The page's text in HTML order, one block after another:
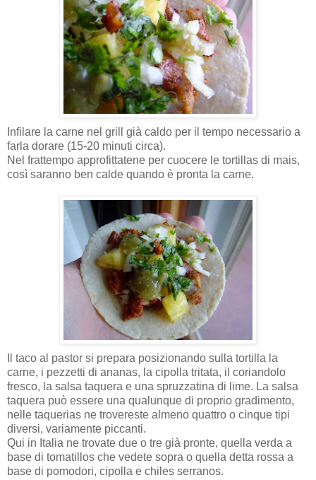
Infilare la carne nel grill già caldo per il tempo necessario a
farla dorare (15-20 minuti circa).
Nel frattempo approfittatene per cuocere le tortillas di mais,
così saranno ben calde quando è pronta la carne.
Il taco al pastor si prepara posizionando sulla tortilla la
carne, i pezzetti di ananas, la cipolla tritata, il coriandolo
fresco, la salsa taquera e una spruzzatina di lime. La salsa
taquera può essere una qualunque di proprio gradimento,
nelle taquerias ne trovereste almeno quattro o cinque tipi
diversi, variamente piccanti.
Qui in Italia ne trovate due o tre già pronte, quella verda a
base di tomatillos che vedete sopra o quella detta rossa a
base di pomodori, cipolla e chiles serranos.